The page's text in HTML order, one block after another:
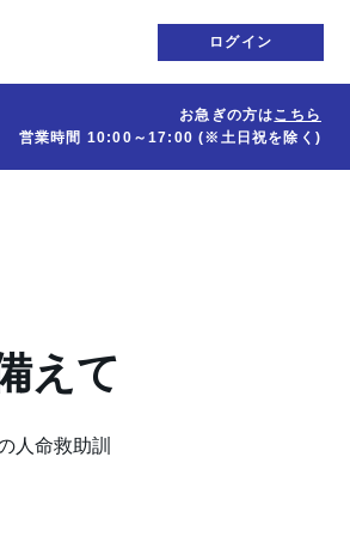
ログイン
お急ぎの方はこちら
営業時間 10:00～17:00(※土日祝を除く)
えて
人命救助訓